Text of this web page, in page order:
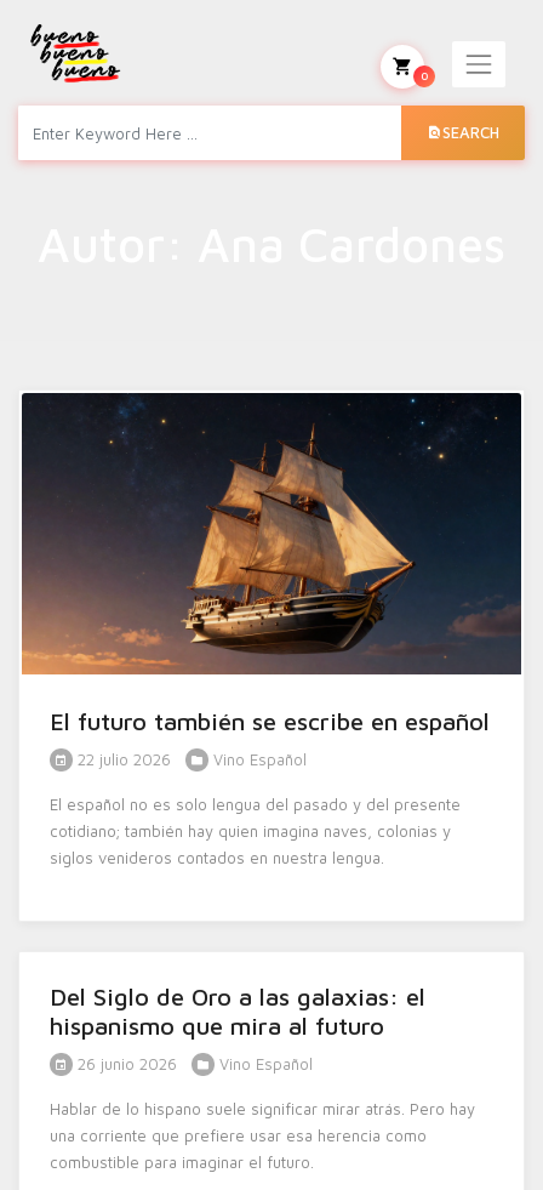
SEARCH
0
El futuro también se escribe en español
22 julio 2026 Vino Español
El español no es solo lengua del pasado y del presente
cotidiano; también hay quien imagina naves, colonias y
siglos venideros contados en nuestra lengua.
Del Siglo de Oro a las galaxias: el
hispanismo que mira al futuro
26 junio 2026 Vino Español
Hablar de lo hispano suele significar mirar atrás. Pero hay
una corriente que prefiere usar esa herencia como
combustible para imaginar el futuro.